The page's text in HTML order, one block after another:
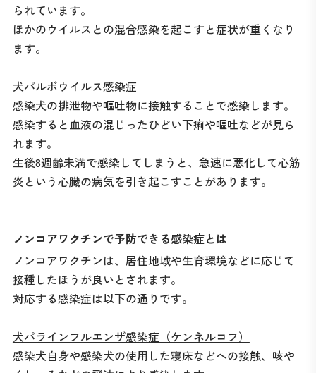
られています。
ほかのウイルスとの混合感染を起こすと症状が重くなり
ます。
犬パルボウイルス感染症
感染犬の排泄物や嘔吐物に接触することで感染します。
感染すると血液の混じったひどい下痢や嘔吐などが見ら
れます。
生後8週齢未満で感染してしまうと、急速に悪化して心筋
炎という心臓の病気を引き起こすことがあります。
ノンコアワクチンで予防できる感染症とは
ノンコアワクチンは、居住地域や生育環境などに応じて
接種したほうが良いとされます。
対応する感染症は以下の通りです。
犬パラインフルエンザ感染症（ケンネルコフ）
感染犬自身や感染犬の使用した寝床などへの接触、咳や